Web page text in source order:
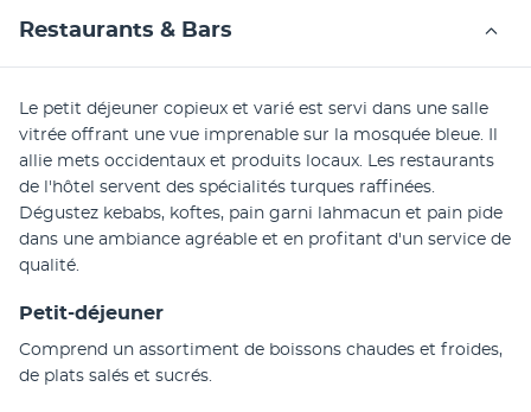
Restaurants & Bars
Le petit déjeuner copieux et varié est servi dans une salle
vitrée offrant une vue imprenable sur la mosquée bleue. Il
allie mets occidentaux et produits locaux. Les restaurants
de l'hôtel servent des spécialités turques raffinées.
Dégustez kebabs, koftes, pain garni lahmacun et pain pide
dans une ambiance agréable et en profitant d'un service de
qualité.
Petit-déjeuner
Comprend un assortiment de boissons chaudes et froides,
de plats salés et sucrés.